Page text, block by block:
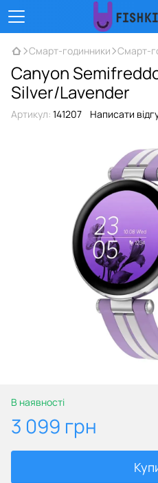
Смарт-годинники Смарт-
Canyon
Silver/Lavender
Артикул: 141207 Написати
В наявності
3 099 грн